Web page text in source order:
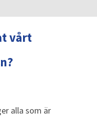
vårt
alla som är